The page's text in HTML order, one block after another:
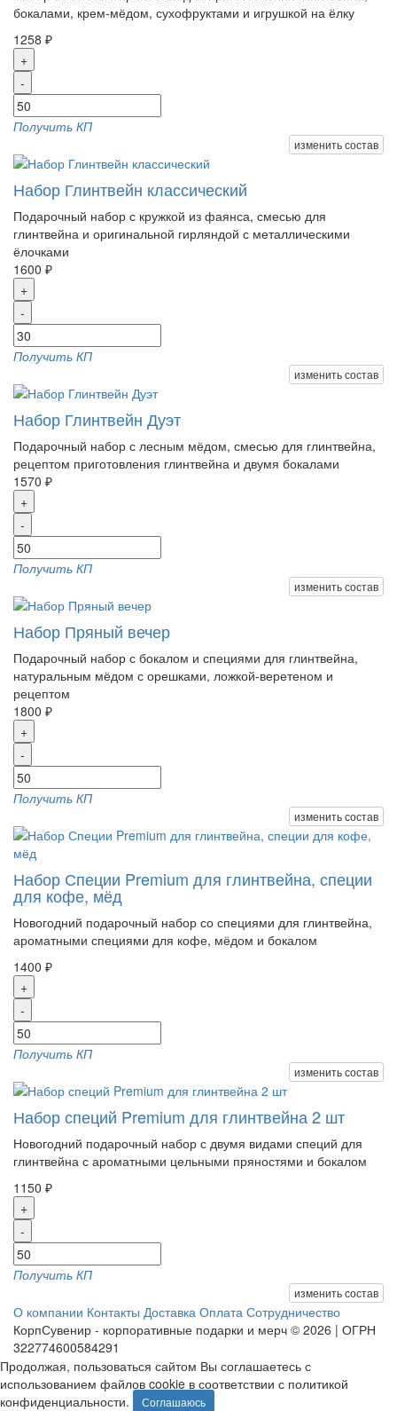
бокалами, крем-мёдом, сухофруктами и игрушкой на ёлку
1258 ₽
+
-
Получить КП
изменить состав
Набор Глинтвейн классический
Подарочный набор с кружкой из фаянса, смесью для
глинтвейна и оригинальной гирляндой с металлическими
ёлочками
1600 ₽
+
-
Получить КП
изменить состав
Набор Глинтвейн Дуэт
Подарочный набор с лесным мёдом, смесью для глинтвейна,
рецептом приготовления глинтвейна и двумя бокалами
1570 ₽
+
-
Получить КП
изменить состав
Набор Пряный вечер
Подарочный набор с бокалом и специями для глинтвейна,
натуральным мёдом с орешками, ложкой-веретеном и
рецептом
1800 ₽
+
-
Получить КП
изменить состав
Набор Специи Premium для глинтвейна, специи
для кофе, мёд
Новогодний подарочный набор со специями для глинтвейна,
ароматными специями для кофе, мёдом и бокалом
1400 ₽
+
-
Получить КП
изменить состав
Набор специй Premium для глинтвейна 2 шт
Новогодний подарочный набор с двумя видами специй для
глинтвейна с ароматными цельными пряностями и бокалом
1150 ₽
+
-
Получить КП
изменить состав
О компании Контакты Доставка Оплата Сотрудничество
КорпСувенир - корпоративные подарки и мерч © 2026 | ОГРН
322774600584291
Продолжая, пользоваться сайтом Вы соглашаетесь с
использованием файлов cookie в соответствии с политикой
конфиденциальности.
Соглашаюсь